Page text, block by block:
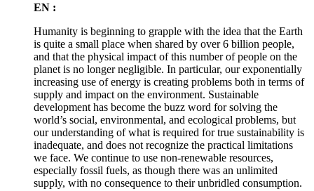
EN :
Humanity is beginning to grapple with the idea that the Earth
is quite a small place when shared by over 6 billion people,
and that the physical impact of this number of people on the
planet is no longer negligible. In particular, our exponentially
increasing use of energy is creating problems both in terms of
supply and impact on the environment. Sustainable
development has become the buzz word for solving the
world’s social, environmental, and ecological problems, but
our understanding of what is required for true sustainability is
inadequate, and does not recognize the practical limitations
we face. We continue to use non-renewable resources,
especially fossil fuels, as though there was an unlimited
supply, with no consequence to their unbridled consumption.